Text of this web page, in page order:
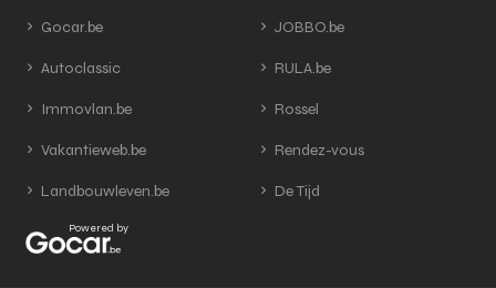
Gocar.be
Autoclassic
Immovlan.be
Vakantieweb.be
Landbouwleven.be
JOBBO.be
RULA.be
Rossel
Rendez-vous
De Tijd
Powered by